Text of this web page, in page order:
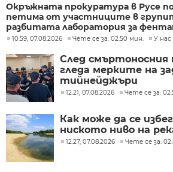
Окръжната прокуратура в Русе
петима от участниците в
разбитата лаборатория за
10:59, 07.08.2026 Чете се за: 02:50 мин. У нас
След смъртоносния
гледа мерките на
тийнейджъри
12:21, 07.08.2026 Чете се за:
Как може да се
ниското ниво на
12:27, 07.08.2026 Чете се за: